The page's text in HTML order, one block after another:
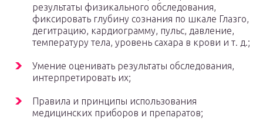
результаты физикального обследования,
фиксировать глубину сознания по шкале Глазго,
дегитрацию, кардиограмму, пульс, давление,
температуру тела, уровень сахара в крови и т. д.;
Умение оценивать результаты обследования,
интерпретировать их;
Правила и принципы использования
медицинских приборов и препаратов;